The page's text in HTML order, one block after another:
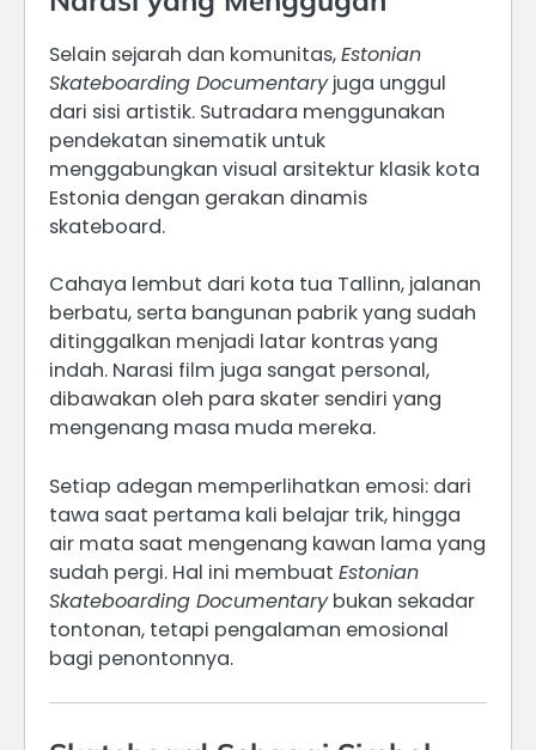
Selain sejarah dan komunitas,Estonian
Skateboarding Documentaryjuga unggul
dari sisi artistik. Sutradara menggunakan
pendekatan sinematik untuk
menggabungkan visual arsitektur klasik kota
Estonia dengan gerakan dinamis
skateboard.
Cahaya lembut dari kota tua Tallinn, jalanan
berbatu, serta bangunan pabrik yang sudah
ditinggalkan menjadi latar kontras yang
indah. Narasi film juga sangat personal,
dibawakan oleh para skater sendiri yang
mengenang masa muda mereka.
Setiap adegan memperlihatkan emosi: dari
tawa saat pertama kali belajar trik, hingga
air mata saat mengenang kawan lama yang
sudah pergi. Hal ini membuat Estonian
Skateboarding Documentarybukan sekadar
tontonan, tetapi pengalaman emosional
bagi penontonnya.